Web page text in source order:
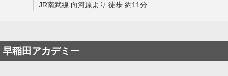
JR南武線 向河原より 徒歩 約11分
早稲田アカデミー